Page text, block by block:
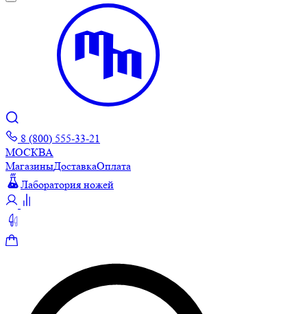
8 (800) 555-33-21
МОСКВА
МагазиныДоставкаОплата
Лаборатория ножей